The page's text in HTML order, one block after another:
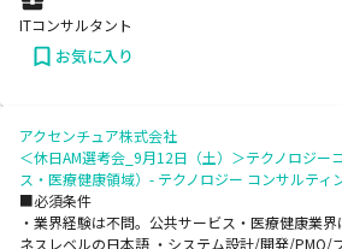
ITコンサルタント
お気に入り
アクセンチュア株式会社
＜休日AM選考会_9月12日（土）＞テクノロジー
ス・医療健康領域）- テクノロジー コンサルティ
■必須条件
・業界経験は不問。公共サービス・医療健康業
ネスレベルの日本語 ・システム設計/開発/PMO/